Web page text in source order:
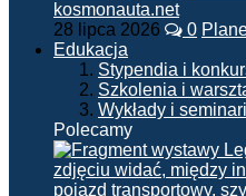
28 lipca 2026 0
Edukacja
Stypendia i
Szkolenia i
Wykłady i
Polecamy